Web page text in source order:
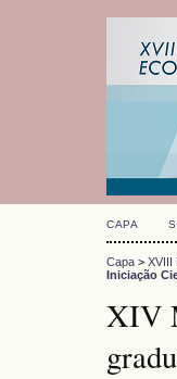
CAPA
Capa > XVIII
Iniciação
XIV